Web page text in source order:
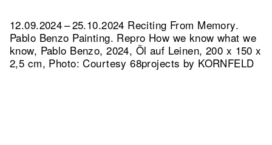
12.09.2024 – 25.10.2024 Reciting From Memory.
Pablo Benzo Painting. Repro How we know what we
know, Pablo Benzo, 2024, Öl auf Leinen, 200 x 150 x
2,5 cm, Photo: Courtesy 68projects by KORNFELD